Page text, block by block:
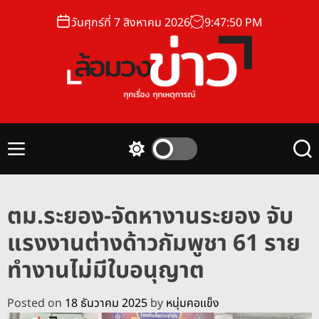
วันศุกร์ที่ 7 สิงหาคม 2026 9:47:51 PM
อ
า
ว
M
c
h
c
o
o
r
m
S
ตม.ระยอง-จัดหางานระยอง จับ
แรงงานต่างด้าวกัมพูชา 61 ราย
ทำงานไม่มีใบอนุญาต
Posted on 18 ธันวาคม 2025 by หนุ่มคอแข็ง